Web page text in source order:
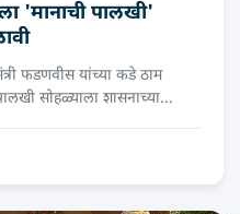
'मानाची पालखी'
फडणवीस यांच्‍या कडे ठाम
सोहळ्याला शासनाच्या...